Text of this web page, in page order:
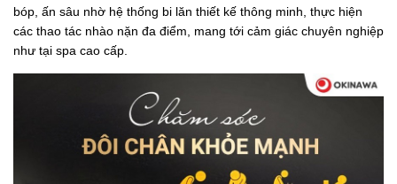
bóp, ấn sâu nhờ hệ thống bi lăn thiết kế thông minh, thực hiện
các thao tác nhào nặn đa điểm, mang tới cảm giác chuyên nghiệp
như tại spa cao cấp.